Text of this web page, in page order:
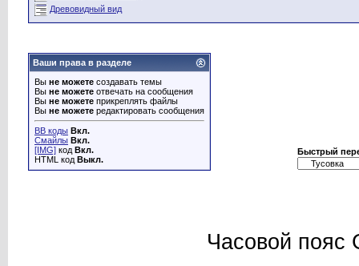
Древовидный вид
Ваши права в разделе
Вы не можете создавать темы
Вы не можете отвечать на сообщения
Вы не можете прикреплять файлы
Вы не можете редактировать сообщения
BB коды Вкл.
Смайлы Вкл.
[IMG] код Вкл.
HTML код Выкл.
Быстрый
Часовой пояс